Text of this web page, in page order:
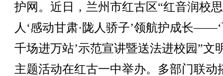
护网。近日，兰州市红古区“红音润校
人‘感动甘肃·陇人骄子’领航护成长
千场进万站’示范宣讲暨送法进校园”文
主题活动在红古一中举办。多部门联动